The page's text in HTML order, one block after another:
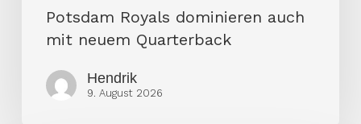
Potsdam Royals dominieren auch
mit neuem Quarterback
Hendrik
9. August 2026